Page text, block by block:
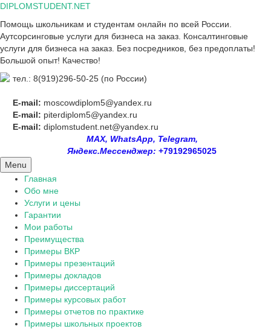
Skip
content
DIPLOMSTUDENT.NET
Помощь школьникам и студентам онлайн по всей России.
Аутсорсинговые услуги для бизнеса на заказ. Консалтинговые
услуги для бизнеса на заказ. Без посредников, без предоплаты!
Большой опыт! Качество!
тел.: 8(919)296-50-25 (по России)
E-mail: moscowdiplom5@yandex.ru
E-mail: piterdiplom5@yandex.ru
E-mail: diplomstudent.net@yandex.ru
MAX, WhatsApp, Telegram,
Яндекс.Мессенджер: +79192965025
Menu
Главная
Обо мне
Услуги и цены
Гарантии
Мои работы
Преимущества
Примеры ВКР
Примеры презентаций
Примеры докладов
Примеры диссертаций
Примеры курсовых работ
Примеры отчетов по практике
Примеры школьных проектов